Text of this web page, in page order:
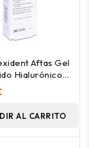
Aftas Gel
Hialurónico
AL CARRITO